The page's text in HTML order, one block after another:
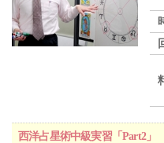
西洋占星術中級実習「Part2